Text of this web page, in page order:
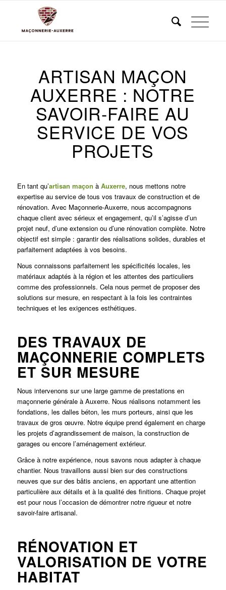
ARTISAN MAÇON
AUXERRE : NOTRE
SAVOIR-FAIRE AU
SERVICE DE VOS
PROJETS
En tant qu’artisan maçon à Auxerre, nous mettons notre
expertise au service de tous vos travaux de construction et de
rénovation. Avec Maçonnerie-Auxerre, nous accompagnons
chaque client avec sérieux et engagement, qu’il s’agisse d’un
projet neuf, d’une extension ou d’une rénovation complète. Notre
objectif est simple : garantir des réalisations solides, durables et
parfaitement adaptées à vos besoins.
Nous connaissons parfaitement les spécificités locales, les
matériaux adaptés à la région et les attentes des particuliers
comme des professionnels. Cela nous permet de proposer des
solutions sur mesure, en respectant à la fois les contraintes
techniques et les exigences esthétiques.
DES TRAVAUX DE
MAÇONNERIE COMPLETS
ET SUR MESURE
Nous intervenons sur une large gamme de prestations en
maçonnerie générale à Auxerre. Nous réalisons notamment les
fondations, les dalles béton, les murs porteurs, ainsi que les
travaux de gros œuvre. Notre équipe prend également en charge
les projets d’agrandissement de maison, la construction de
garages ou encore l’aménagement extérieur.
Grâce à notre expérience, nous savons nous adapter à chaque
chantier. Nous travaillons aussi bien sur des constructions
neuves que sur des bâtis anciens, en apportant une attention
particulière aux détails et à la qualité des finitions. Chaque projet
est pour nous l’occasion de démontrer notre rigueur et notre
savoir-faire artisanal.
RÉNOVATION ET
VALORISATION DE VOTRE
HABITAT